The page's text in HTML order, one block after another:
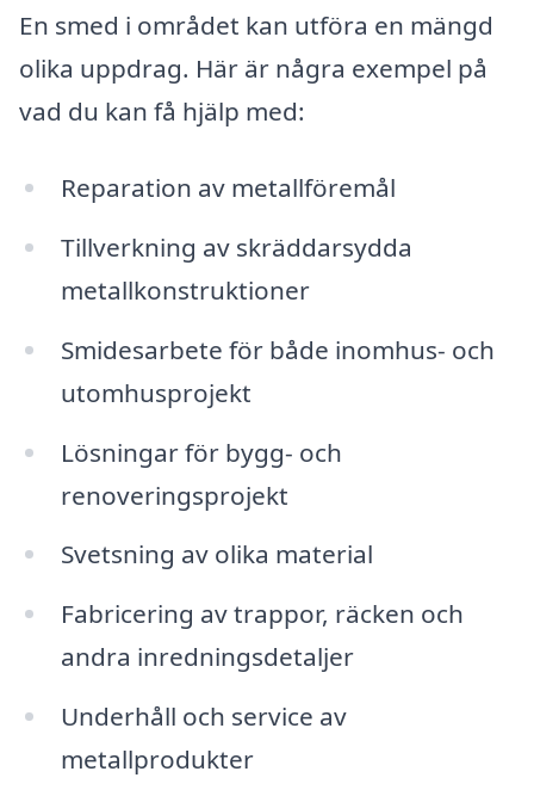
En smed i området kan utföra en mängd
olika uppdrag. Här är några exempel på
vad du kan få hjälp med:
Reparation av metallföremål
Tillverkning av skräddarsydda
metallkonstruktioner
Smidesarbete för både inomhus- och
utomhusprojekt
Lösningar för bygg- och
renoveringsprojekt
Svetsning av olika material
Fabricering av trappor, räcken och
andra inredningsdetaljer
Underhåll och service av
metallprodukter